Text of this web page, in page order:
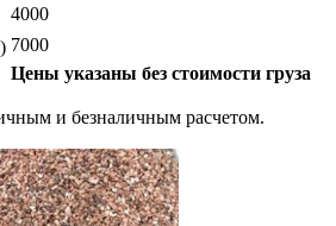
4000
) 7000
Цены указаны без стоимости груза
и безналичным расчетом.